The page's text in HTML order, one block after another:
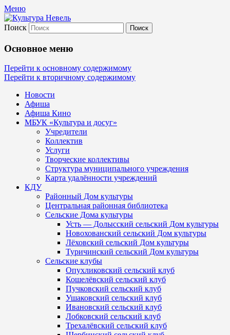
Меню
Культура Невель
МБУК Невельского района "Культура
и досуг"
Поиск
Основное меню
Перейти к основному содержимому
Перейти к вторичному содержимому
Новости
Афиша
Афиша Кино
МБУК «Культура и досуг»
Учредители
Коллектив
Услуги
Творческие коллективы
Структура муниципального учреждения
Карта удалённости учреждений
КДУ
Районный Дом культуры
Центральная районная библиотека
Сельские Дома культуры
Усть — Долысский сельский Дом культуры
Новохованский сельский Дом культуры
Лёховский сельский Дом культуры
Туричинский сельский Дом культуры
Сельские клубы
Опухликовский сельский клуб
Кошелёвский сельский клуб
Пучковский сельский клуб
Ушаковский сельский клуб
Ивановский сельский клуб
Лобковский сельский клуб
Трехалёвский сельский клуб